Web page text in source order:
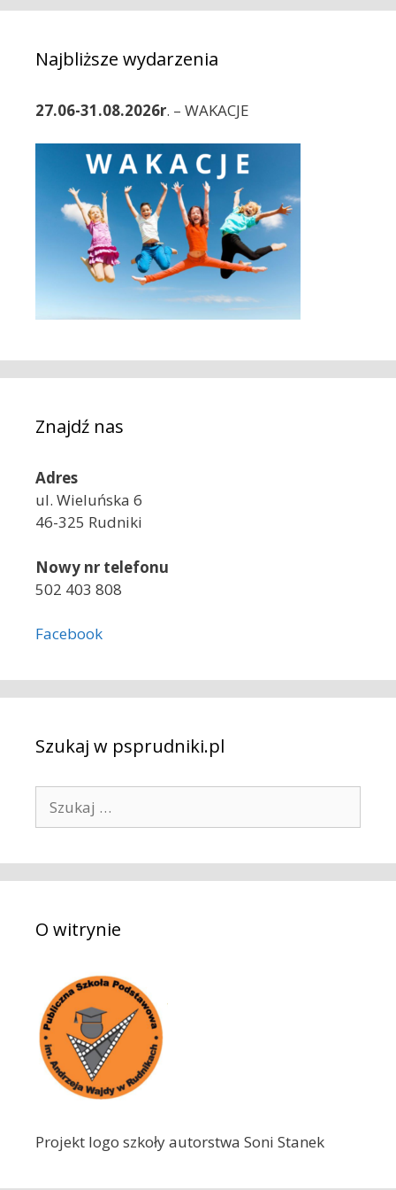
i
Najbliższe wydarzenia
27.06-31.08.2026r. – WAKACJE
Znajdź nas
Adres
ul. Wieluńska 6
46-325 Rudniki
Nowy nr telefonu
502 403 808
Facebook
Szukaj w psprudniki.pl
k
a
:O witrynie
Projekt logo szkoły autorstwa Soni Stanek